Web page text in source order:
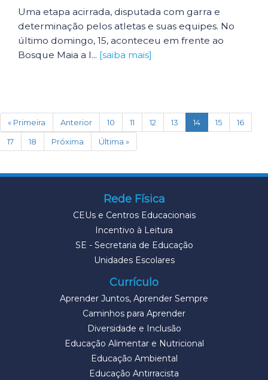
Uma etapa acirrada, disputada com garra e
determinação pelos atletas e suas equipes. No
último domingo, 15, aconteceu em frente ao
Bosque Maia a l... [saiba mais]
« Primeira Anterior 10 11 12 13 14(current)
15
16
17
18 Próxima Última »
Rede Física
CEUs e Centros Educacionais
Incentivo à Leitura
SE - Secretaria de Educação
Unidades Escolares
Currículo
Aprender Juntos, Aprender Sempre
Caminhos para Aprender
Diversidade e Inclusão
Educação Alimentar e Nutricional
Educação Ambiental
Educação Antirracista